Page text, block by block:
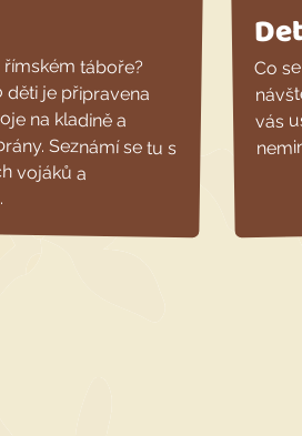
táboře?
je připravena
na kladině a
Seznámí se tu s
vojáků a Co
vás